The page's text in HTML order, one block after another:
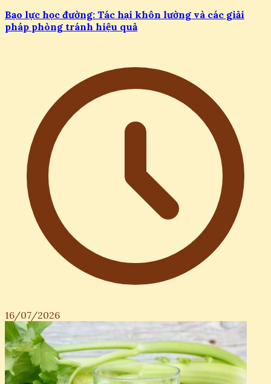
Bạo lực học đường: Tác hại khôn lường và các giải
pháp phòng tránh hiệu quả
16/07/2026